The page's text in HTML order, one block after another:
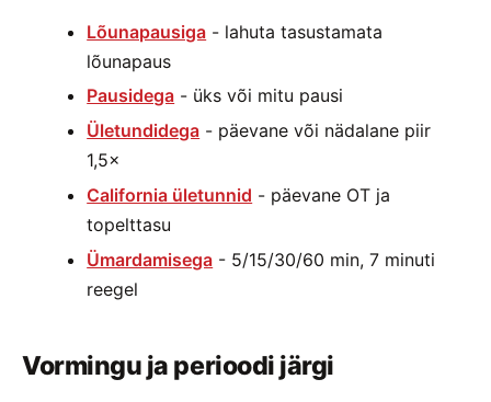
Lõunapausiga - lahuta tasustamata
lõunapaus
Pausidega - üks või mitu pausi
Ületundidega - päevane või nädalane piir
1,5×
California ületunnid - päevane OT ja
topelttasu
Ümardamisega - 5/15/30/60 min, 7 minuti
reegel
Vormingu ja perioodi järgi